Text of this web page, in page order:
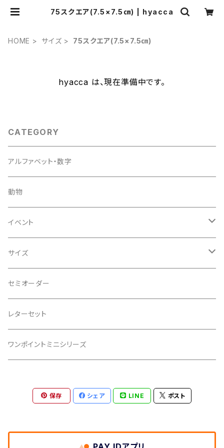
75スクエア(7.5×7.5㎝) | hyacca
HOME サイズ 75スクエア(7.5×7.5㎝)
hyacca は、現在準備中です。
CATEGORY
アルファベット・数字
動物
イベント
クリスマス
ウェディング
バレンタイン
バースデー
記念日
サイズ
ポストカード(15×10.5cm)
105スクエア(10.5×10.5㎝)
ハーフポストカード(10.5×7.5cm)
ミニサイズ(7cm×7cm)
その他
セミオーダー
レターセット
ワンポイントミニシリーズ
保存 シェア LINE ポスト